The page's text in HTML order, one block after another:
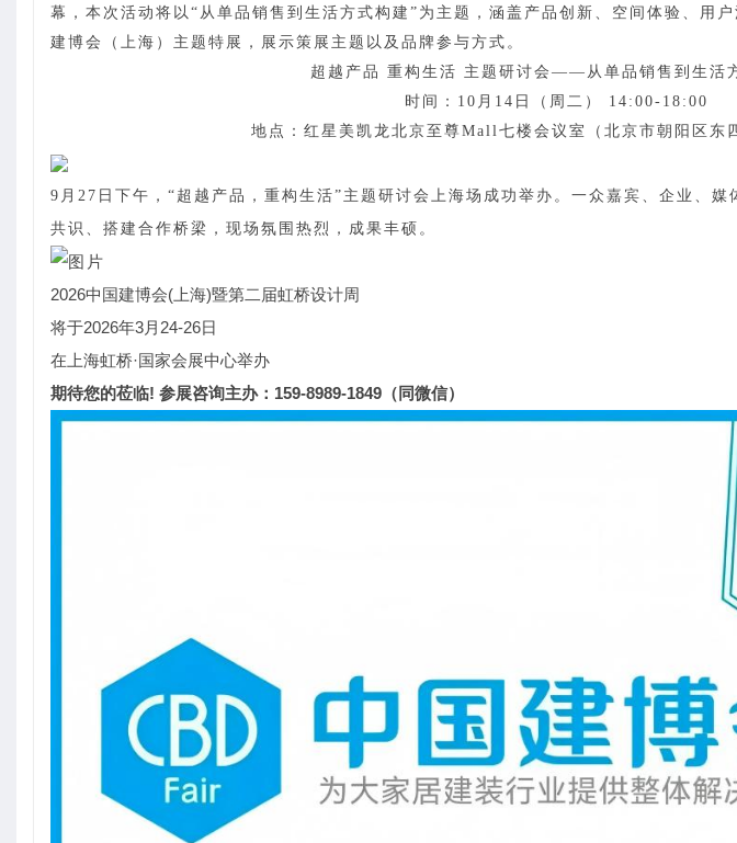
幕，本次活动 将以 “ 从单品销售到生活方式构建 ”为主题 ，涵盖产品创新、空间体验、用
建博会（上海） 主题特展，展示策展主题以及品牌参与方式。
超越产品 重构生活 主题研讨会 ——从单品销售到生活
时间：10月14日（周二） 14:00-18:00
地点：红星美凯龙北京至尊Mall七楼会议室 （北京市朝阳区东
9月27日下午，“超越产品，重构生活”主题研讨会上海场成功举办。一众嘉宾、企业、
共识、搭建合作桥梁，现场氛围热烈，成果丰硕。
2026中国建博会(上海)暨第二届虹桥设计周
将于2026年3月24-26日
在上海虹桥·国家会展中心举办
期待您的莅临! 参展咨询主办：159-8989-1849（同微信）